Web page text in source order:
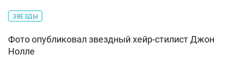
ЗВЕЗДЫ
Фото опубликовал звездный хейр-стилист Джон
Нолле